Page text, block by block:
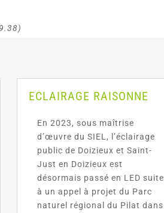
ECLAIRAGE RAISONNE
En 2023, sous maîtrise
d’œuvre du SIEL, l’éclairage
public de Doizieux et Saint-
Just en Doizieux est
désormais passé en LED suite
à un appel à projet du Parc
naturel régional du Pilat dans